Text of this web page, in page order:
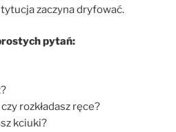
zaczyna dryfować.
pytań:
rozkładasz ręce?
kciuki?